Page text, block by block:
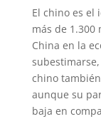
El chino es el
más de 1.300
China en la
chino
aunque su
baja en